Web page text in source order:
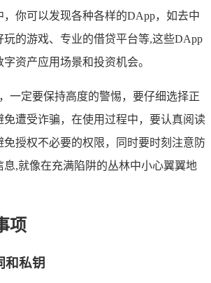
你可以发现各种各样的DApp，如去中
玩的游戏、专业的借贷平台等,这些DApp
资产应用场景和投资机会。
一定要保持高度的警惕，要仔细选择正
免遭受诈骗，在使用过程中，要认真阅读
免授权不必要的权限，同时要时刻注意防
息,就像在充满陷阱的丛林中小心翼翼地
项
和私钥